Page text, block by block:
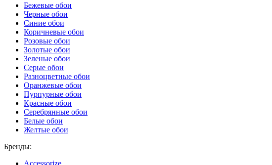
Бежевые обои
Черные обои
Синие обои
Коричневые обои
Розовые обои
Золотые обои
Зеленые обои
Серые обои
Разноцветные обои
Оранжевые обои
Пурпурные обои
Красные обои
Серебрянные обои
Белые обои
Желтые обои
Бренды:
Accessorize